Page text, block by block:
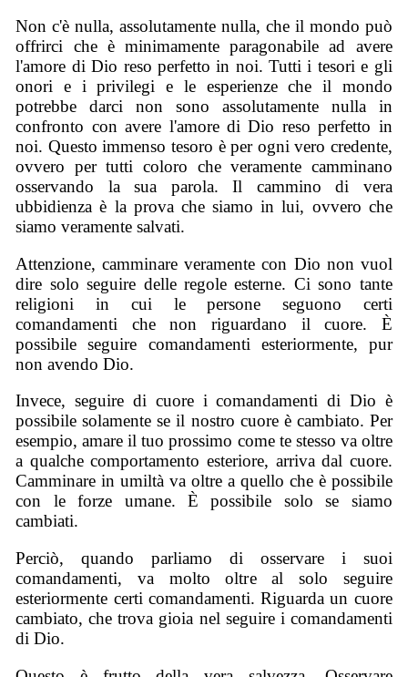
Non c'è nulla, assolutamente nulla, che il mondo può
offrirci che è minimamente paragonabile ad avere
l'amore di Dio reso perfetto in noi. Tutti i tesori e gli
onori e i privilegi e le esperienze che il mondo
potrebbe darci non sono assolutamente nulla in
confronto con avere l'amore di Dio reso perfetto in
noi. Questo immenso tesoro è per ogni vero credente,
ovvero per tutti coloro che veramente camminano
osservando la sua parola. Il cammino di vera
ubbidienza è la prova che siamo in lui, ovvero che
siamo veramente salvati.
Attenzione, camminare veramente con Dio non vuol
dire solo seguire delle regole esterne. Ci sono tante
religioni in cui le persone seguono certi
comandamenti che non riguardano il cuore. È
possibile seguire comandamenti esteriormente, pur
non avendo Dio.
Invece, seguire di cuore i comandamenti di Dio è
possibile solamente se il nostro cuore è cambiato. Per
esempio, amare il tuo prossimo come te stesso va oltre
a qualche comportamento esteriore, arriva dal cuore.
Camminare in umiltà va oltre a quello che è possibile
con le forze umane. È possibile solo se siamo
cambiati.
Perciò, quando parliamo di osservare i suoi
comandamenti, va molto oltre al solo seguire
esteriormente certi comandamenti. Riguarda un cuore
cambiato, che trova gioia nel seguire i comandamenti
di Dio.